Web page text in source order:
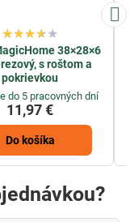
38×28×6
s roštom a
pokrievkou
do 5 pracovných dní
11,97 €
Do košíka